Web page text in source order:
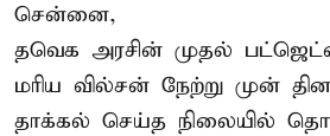
சென்னை,
தவெக அரசின் முதல்
மரிய வில்சன் நேற்று முன்
தாக்கல் செய்த நிலையில்